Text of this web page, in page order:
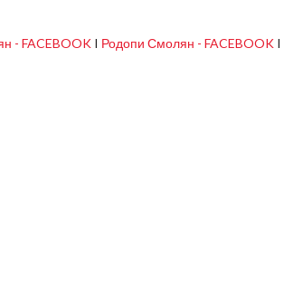
- FACEBOOK I Родопи Смолян - FACEBOOK I